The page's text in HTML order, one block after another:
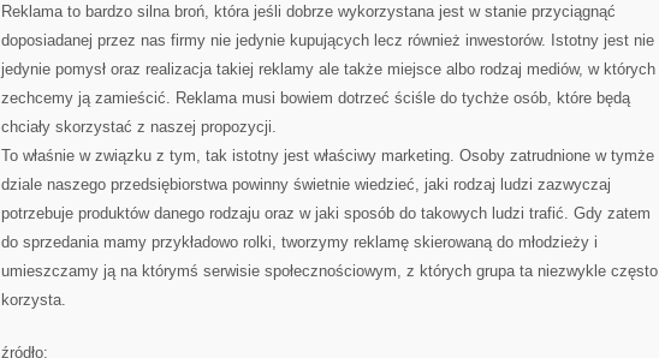
Reklama to bardzo silna broń, która jeśli dobrze wykorzystana jest w stanie przyciągnąć
doposiadanej przez nas firmy nie jedynie kupujących lecz również inwestorów. Istotny jest nie
jedynie pomysł oraz realizacja takiej reklamy ale także miejsce albo rodzaj mediów, w których
zechcemy ją zamieścić. Reklama musi bowiem dotrzeć ściśle do tychże osób, które będą
chciały skorzystać z naszej propozycji.
To właśnie w związku z tym, tak istotny jest właściwy marketing. Osoby zatrudnione w tymże
dziale naszego przedsiębiorstwa powinny świetnie wiedzieć, jaki rodzaj ludzi zazwyczaj
potrzebuje produktów danego rodzaju oraz w jaki sposób do takowych ludzi trafić. Gdy zatem
do sprzedania mamy przykładowo rolki, tworzymy reklamę skierowaną do młodzieży i
umieszczamy ją na którymś serwisie społecznościowym, z których grupa ta niezwykle często
korzysta.
źródło: